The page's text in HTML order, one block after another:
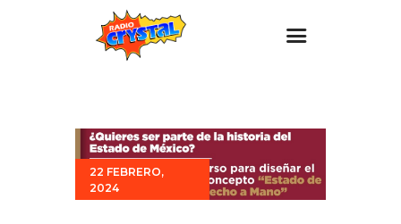
Estaciones
Eventos
Promociones
22 FEBRERO,
2024